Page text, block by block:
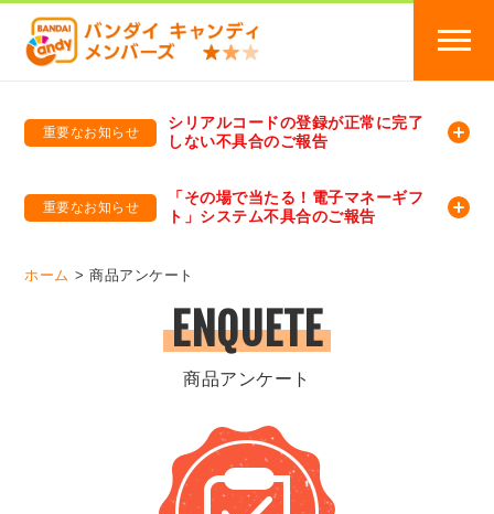
重要なお知らせ
シリアルコードの登録が正常に完了
しない不具合のご報告
重要なお知らせ
「その場で当たる！電子マネーギフ
ト」システム不具合のご報告
ホーム 商品アンケート
ENQUETE
商品アンケート